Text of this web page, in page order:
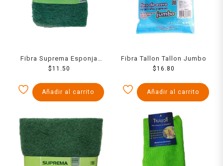
Fibra Suprema Esponja
Salvauñas
$11.50
Añadir al carrito
Fibra Tallon Tallon Jumbo
$16.80
Añadir al carrito